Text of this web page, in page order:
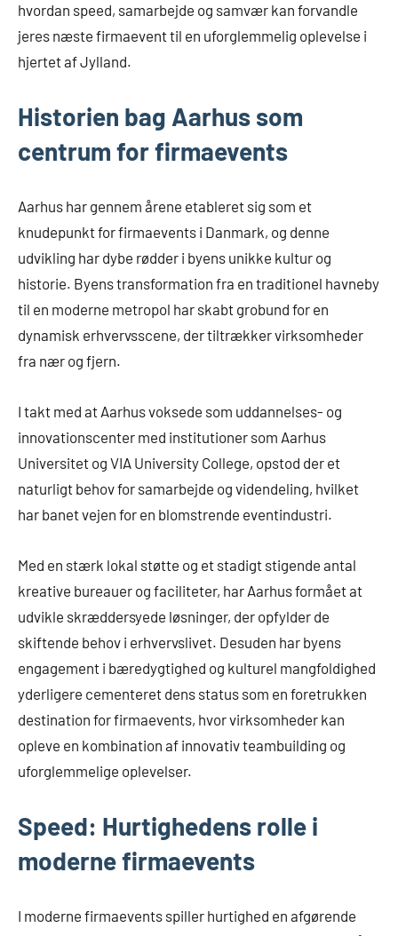
hvordan speed, samarbejde og samvær kan forvandle
jeres næste firmaevent til en uforglemmelig oplevelse i
hjertet af Jylland.
Historien bag Aarhus som
centrum for firmaevents
Aarhus har gennem årene etableret sig som et
knudepunkt for firmaevents i Danmark, og denne
udvikling har dybe rødder i byens unikke kultur og
historie. Byens transformation fra en traditionel havneby
til en moderne metropol har skabt grobund for en
dynamisk erhvervsscene, der tiltrækker virksomheder
fra nær og fjern.
I takt med at Aarhus voksede som uddannelses- og
innovationscenter med institutioner som Aarhus
Universitet og VIA University College, opstod der et
naturligt behov for samarbejde og videndeling, hvilket
har banet vejen for en blomstrende eventindustri.
Med en stærk lokal støtte og et stadigt stigende antal
kreative bureauer og faciliteter, har Aarhus formået at
udvikle skræddersyede løsninger, der opfylder de
skiftende behov i erhvervslivet. Desuden har byens
engagement i bæredygtighed og kulturel mangfoldighed
yderligere cementeret dens status som en foretrukken
destination for firmaevents, hvor virksomheder kan
opleve en kombination af innovativ teambuilding og
uforglemmelige oplevelser.
Speed: Hurtighedens rolle i
moderne firmaevents
I moderne firmaevents spiller hurtighed en afgørende